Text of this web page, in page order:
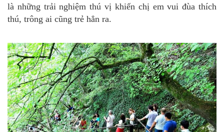
là những trải nghiệm thú vị khiến chị em vui đùa thích
thú, trông ai cũng trẻ hẳn ra.